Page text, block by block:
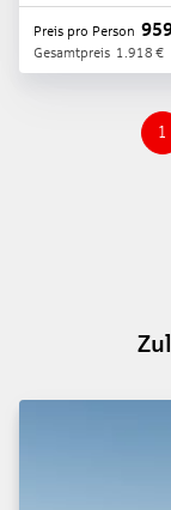
Preis pro Person
Gesamtpreis 1.918 €
1